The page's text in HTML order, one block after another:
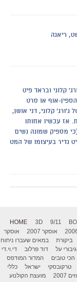
ריאנה
קלוני ובראד פיט
הספין-אוף או סרט
קלוני, דני אושן,
אז עכשיו אחותו
מספיק שמונה נשים
תכשיט נדיר בעיצומו של המט
HOME 3D 9/11
אוסקר 2007
אוסקר
ביקורת
במאים שעברו ניתוח
גיבורי על דוד פרלוב
די.וי.די
הכי טובים
המדור המודפס
טרקובסקי ישראל
כללי
מועצת הקולנוע